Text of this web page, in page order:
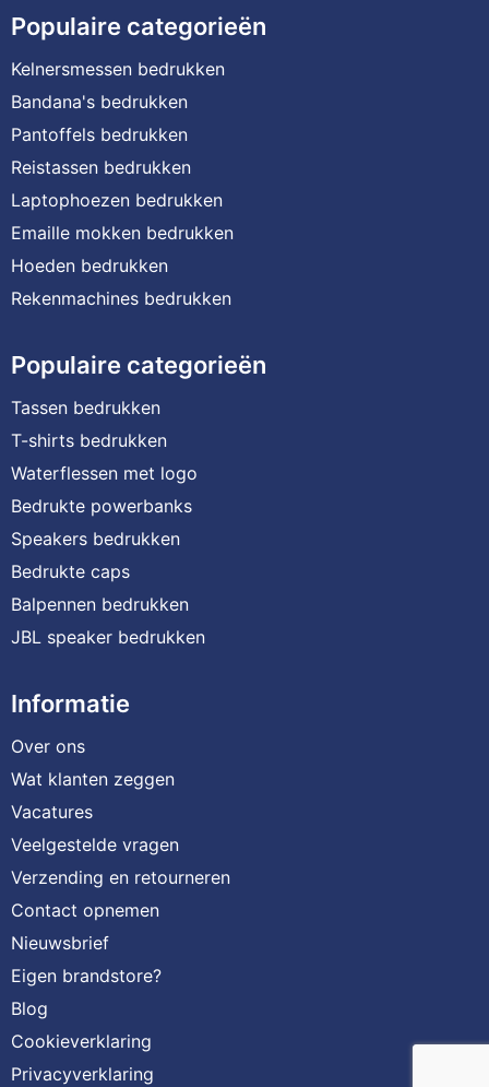
Populaire categorieën
Kelnersmessen bedrukken
Bandana's bedrukken
Pantoffels bedrukken
Reistassen bedrukken
Laptophoezen bedrukken
Emaille mokken bedrukken
Hoeden bedrukken
Rekenmachines bedrukken
Populaire categorieën
Tassen bedrukken
T-shirts bedrukken
Waterflessen met logo
Bedrukte powerbanks
Speakers bedrukken
Bedrukte caps
Balpennen bedrukken
JBL speaker bedrukken
Informatie
Over ons
Wat klanten zeggen
Vacatures
Veelgestelde vragen
Verzending en retourneren
Contact opnemen
Nieuwsbrief
Eigen brandstore?
Blog
Cookieverklaring
Privacyverklaring